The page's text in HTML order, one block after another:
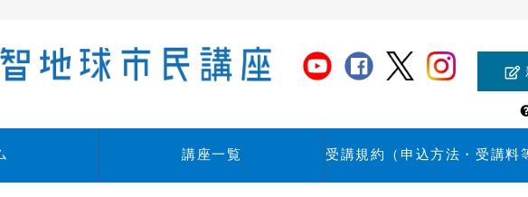
講座一覧 受講規約（申込方法・受講料